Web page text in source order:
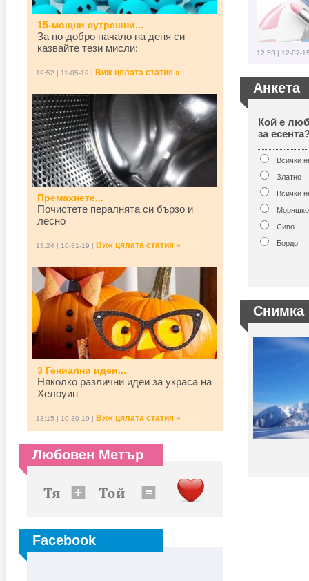
15-мощни сутрешни...
За по-добро начало на деня си
казвайте тези мисли:
19:52 | 11-05-19 | Виж цялата статия »
Премахнете...
Почистете пералнята си бързо и
лесно
13:24 | 10-31-19 | Виж цялата статия »
3 Гениални идеи...
Няколко различни идеи за украса на
Хелоуин
13:15 | 10-30-19 | Виж цялата статия »
Любовен Метър
Facebook
12:53 | 12-07-
Анкета
Кой е
за
Всички
Златно
Всички
Сиво
Бордо
Снимка